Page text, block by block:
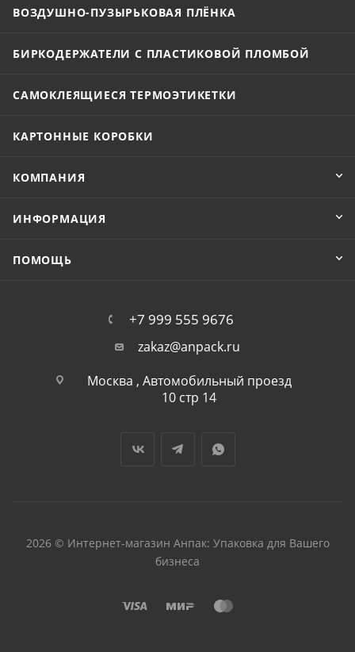
ВОЗДУШНО-ПУЗЫРЬКОВАЯ ПЛЁНКА
БИРКОДЕРЖАТЕЛИ С ПЛАСТИКОВОЙ ПЛОМБОЙ
САМОКЛЕЯЩИЕСЯ ТЕРМОЭТИКЕТКИ
КАРТОННЫЕ КОРОБКИ
КОМПАНИЯ
ИНФОРМАЦИЯ
ПОМОЩЬ
+7 999 555 9676
zakaz@anpack.ru
Москва , Автомобильный проезд
10 стр 14
2026 © Интернет-магазин Анпак: Упаковка для Вашего
бизнеса